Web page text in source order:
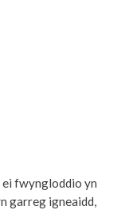
ei fwyngloddio yn
garreg igneaidd,